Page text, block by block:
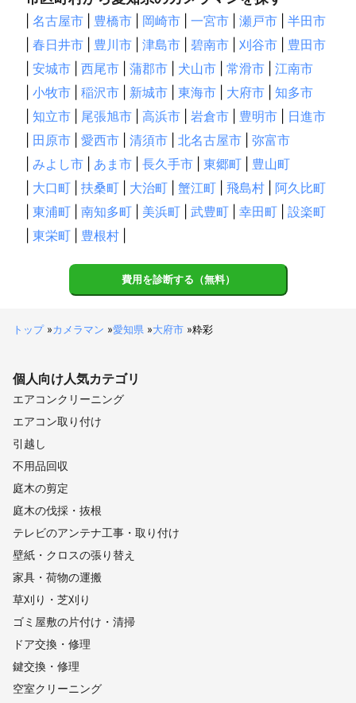
名古屋市 豊橋市 岡崎市 一宮市 瀬戸市
半田市
春日井市 豊川市 津島市 碧南市 刈谷市
豊田市
安城市 西尾市 蒲郡市 犬山市 常滑市
江南市
小牧市 稲沢市 新城市 東海市 大府市
知多市
知立市 尾張旭市 高浜市 岩倉市 豊明市
日進市
田原市 愛西市 清須市 北名古屋市
弥富市
みよし市 あま市 長久手市 東郷町
豊山町
大口町 扶桑町 大治町 蟹江町 飛島村
阿久比町
東浦町 南知多町 美浜町 武豊町 幸田町
設楽町
東栄町 豊根村
費用を診断する（無料）
トップ»カメラマン »愛知県 »大府市 »粋彩
個人向け人気カテゴリ
エアコンクリーニング
エアコン取り付け
引越し
不用品回収
庭木の剪定
庭木の伐採・抜根
テレビのアンテナ工事・取り付け
壁紙・クロスの張り替え
家具・荷物の運搬
草刈り・芝刈り
ゴミ屋敷の片付け・清掃
ドア交換・修理
鍵交換・修理
空室クリーニング